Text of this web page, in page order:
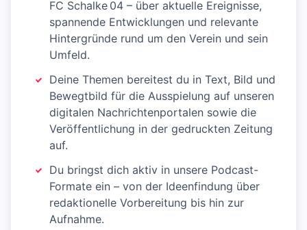
FC Schalke 04 – über aktuelle Ereignisse,
spannende Entwicklungen und relevante
Hintergründe rund um den Verein und sein
Umfeld.
Deine Themen bereitest du in Text, Bild und
Bewegtbild für die Ausspielung auf unseren
digitalen Nachrichtenportalen sowie die
Veröffentlichung in der gedruckten Zeitung
auf.
Du bringst dich aktiv in unsere Podcast-
Formate ein – von der Ideenfindung über
redaktionelle Vorbereitung bis hin zur
Aufnahme.